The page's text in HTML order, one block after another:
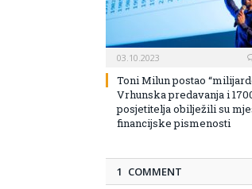
03.10.2023
Toni Milun postao
Vrhunska predavanja i
posjetitelja obilježili su
financijske pismenosti
1 COMMENT